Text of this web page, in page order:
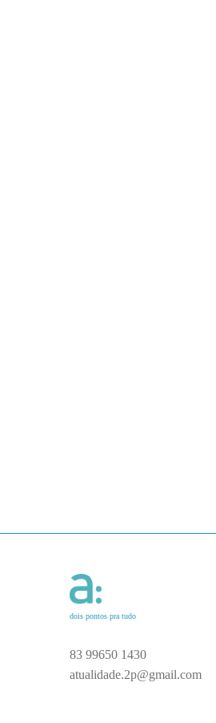
dois pontos pra tudo
83 99650 1430
atualidade.2p@gmail.com